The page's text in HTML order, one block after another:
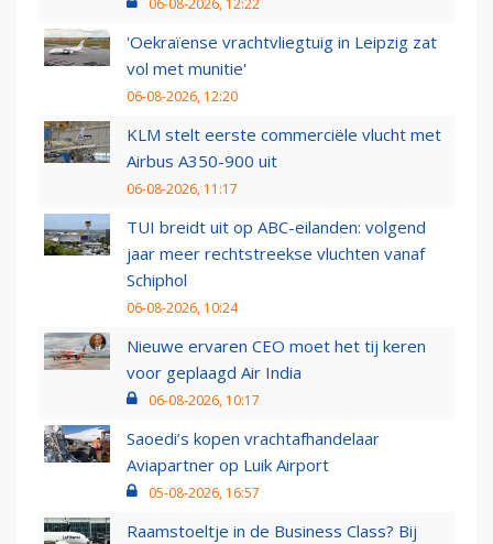
06-08-2026, 12:22
'Oekraïense vrachtvliegtuig in Leipzig zat
vol met munitie'
06-08-2026, 12:20
KLM stelt eerste commerciële vlucht met
Airbus A350-900 uit
06-08-2026, 11:17
TUI breidt uit op ABC-eilanden: volgend
jaar meer rechtstreekse vluchten vanaf
Schiphol
06-08-2026, 10:24
Nieuwe ervaren CEO moet het tij keren
voor geplaagd Air India
06-08-2026, 10:17
Saoedi’s kopen vrachtafhandelaar
Aviapartner op Luik Airport
05-08-2026, 16:57
Raamstoeltje in de Business Class? Bij